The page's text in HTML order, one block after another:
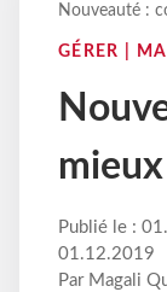
Nouveauté :
GÉRER |
Publié le :
01.12.2019
Par Magali